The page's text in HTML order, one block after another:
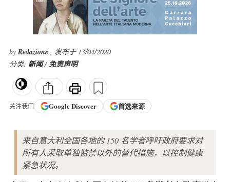
byRedazione , 发布于 13/04/2020
分类: 新闻/免责声明
关注我们 GoogleDiscover 首选来源
来自意大利全国各地的 150 名学者呼吁政府要求对
所有人采取单独监禁以外的替代措施，以控制健康
紧急状况。